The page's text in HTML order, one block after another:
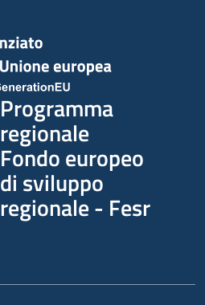
Programma
regionale
Fondo europeo
di sviluppo
regionale - Fesr